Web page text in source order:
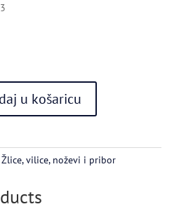
u košaricu
Žlice, vilice, noževi i pribor